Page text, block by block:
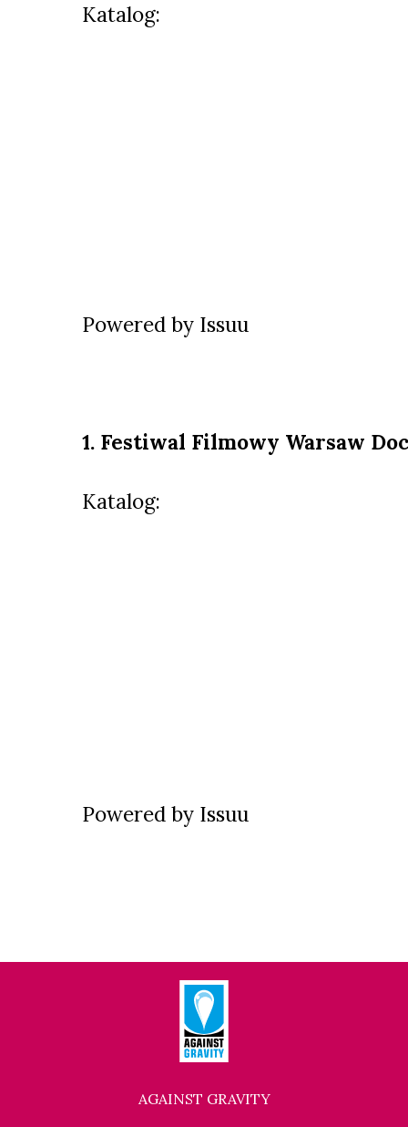
Katalog:
Powered by Issuu
1. Festiwal Filmowy Warsaw
Katalog:
Powered by Issuu
AGAINST GRAVITY